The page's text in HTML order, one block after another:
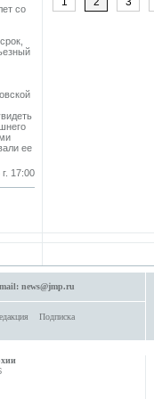
со
ее
17:00
news@jmp.ru
Подписка